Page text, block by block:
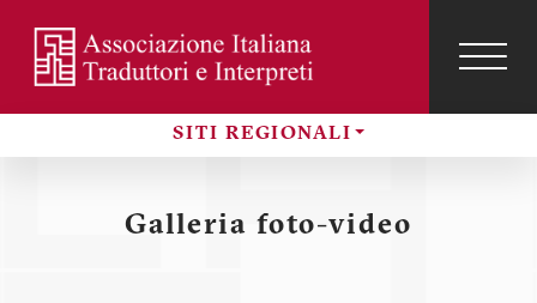
contenuto
principale
Sezioni
SITI REGIONALI
profilo
utente
Galleria foto-video